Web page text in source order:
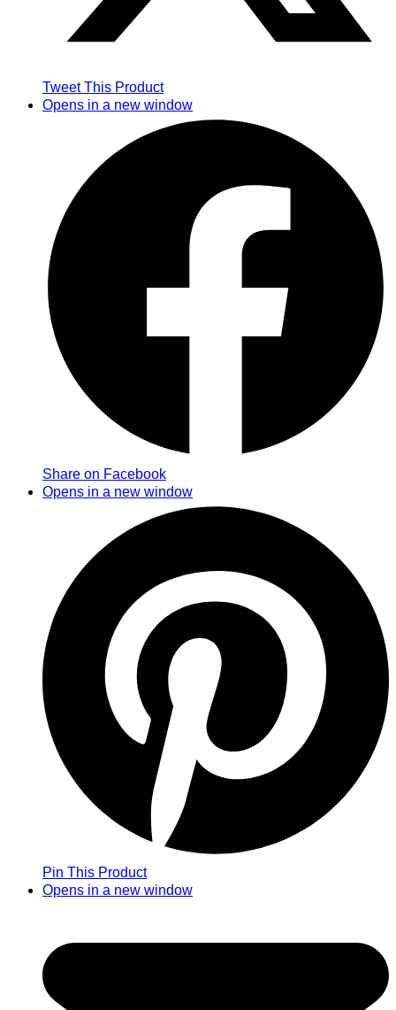
Tweet This Product
Opens in a new window
Share on Facebook
Opens in a new window
Pin This Product
Opens in a new window